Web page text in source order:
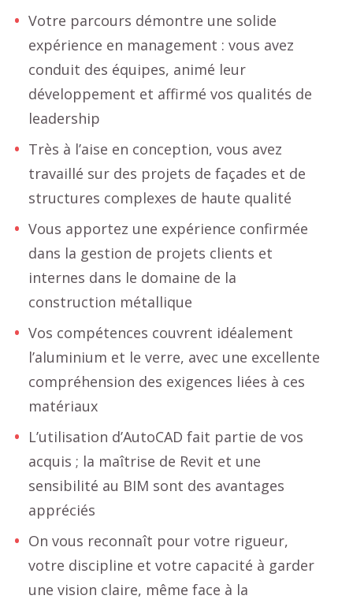
Votre parcours démontre une solide
expérience en management : vous avez
conduit des équipes, animé leur
développement et affirmé vos qualités de
leadership
Très à l’aise en conception, vous avez
travaillé sur des projets de façades et de
structures complexes de haute qualité
Vous apportez une expérience confirmée
dans la gestion de projets clients et
internes dans le domaine de la
construction métallique
Vos compétences couvrent idéalement
l’aluminium et le verre, avec une excellente
compréhension des exigences liées à ces
matériaux
L’utilisation d’AutoCAD fait partie de vos
acquis ; la maîtrise de Revit et une
sensibilité au BIM sont des avantages
appréciés
On vous reconnaît pour votre rigueur,
votre discipline et votre capacité à garder
une vision claire, même face à la